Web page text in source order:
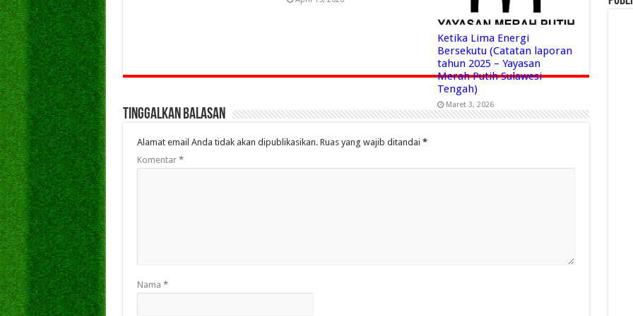
Ketika Lima Energi
Bersekutu (Catatan laporan
tahun 2025 – Yayasan
Merah Putih Sulawesi
Tengah)
Maret 3, 2026
Tinggalkan Balasan
Alamat email Anda tidak akan dipublikasikan. Ruas yang wajib ditandai *
Komentar *
Nama *